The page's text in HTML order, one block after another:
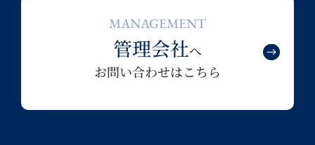
MANAGEMENT
管理会社へ
お問い合わせはこちら